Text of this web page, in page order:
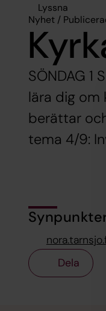
Lyssna
Nyhet /
SÖNDAG 1
lära dig om
berättar
tema 4/9:
Dela